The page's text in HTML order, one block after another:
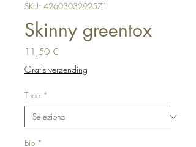
SKU: 4260303292571
Skinny greentox
11,50 €Prezzo
Gratis verzending
Thee *
Bio *